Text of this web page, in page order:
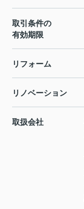
取引条件の
有効期限
リフォーム
リノベーション
取扱会社